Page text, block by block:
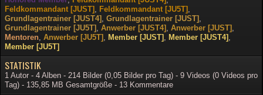
Feldkommandant [JUST]
Feldkommandant [JU5T]
Grundlagentrainer [JUST4]
Grundlagentrainer [JUST]
Grundlagentrainer [JU5T]
Anwerber [JUST4]
Anwerber [JUST]
Mentoren Anwerber [JU5T] Member [JUST]
Member [JUST4]
Member [JU5T]
STATISTIK
1 Autor - 4 Alben - 214 Bilder (0,05 Bilder pro Tag) - 9 Videos (0 Videos pro
Tag) - 135,85 MB Gesamtgröße - 13 Kommentare